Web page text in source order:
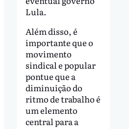
Lula.
Além disso, é
importante que o
movimento
sindical e popular
pontue que a
diminuição do
ritmo de trabalho é
um elemento
central para a